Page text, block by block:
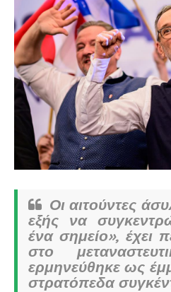
Οι αιτούντες
εξής να
ένα σημείο», έχει
στο
ερμηνεύθηκε ως
στρατόπεδα